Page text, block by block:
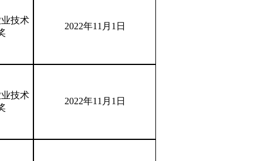
技术
2022年11月1日
技术
2022年11月1日